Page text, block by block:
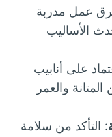
عمل مدربة
الأساليب
على أنابيب
والعمر
: التأكد من سلامة